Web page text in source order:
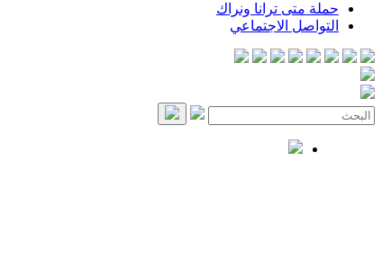
حملة متى ترانا ونراك
التواصل الاجتماعي